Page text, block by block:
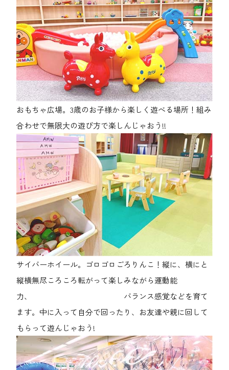
おもちゃ広場。3歳のお子様から楽しく遊べる場所！組み
合わせで無限大の遊び方で楽しんじゃおう!!
サイバーホイール。ゴロゴロごろりんこ！縦に、横にと
縦横無尽ころころ転がって楽しみながら運動能
力、 バランス感覚などを育て
ます。中に入って自分で回ったり、お友達や親に回して
もらって遊んじゃおう!